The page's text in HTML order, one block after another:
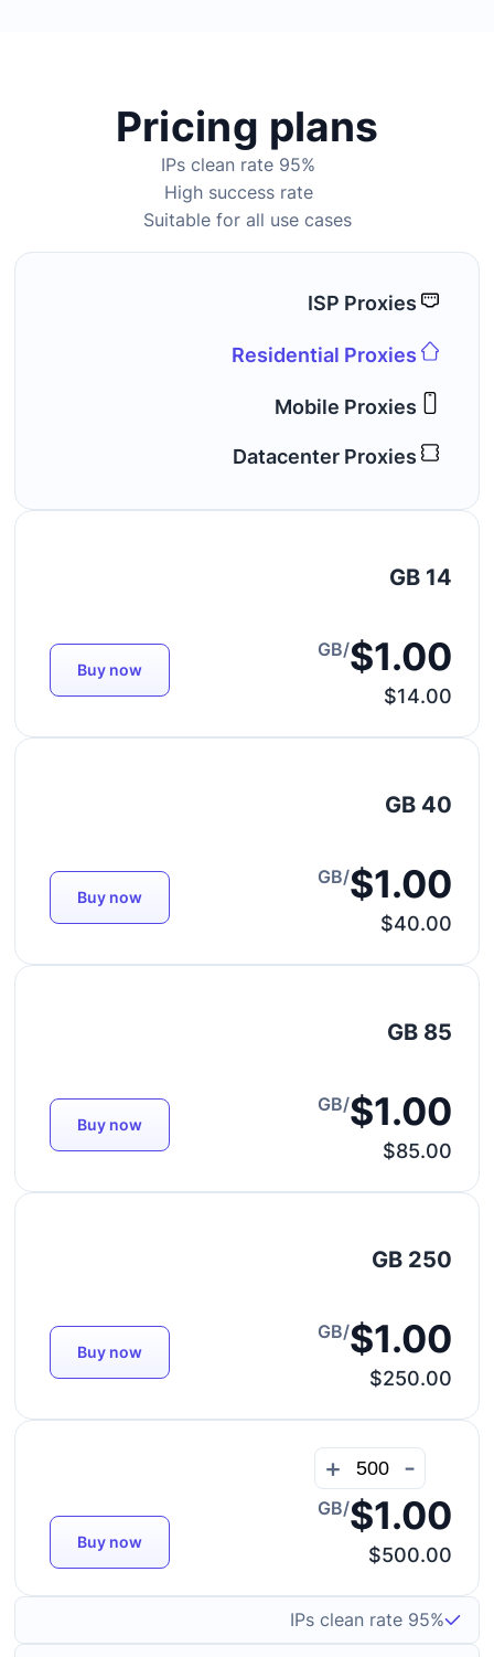
Pricing plans
95% IPs clean rate
High success rate
Suitable for all use cases
ISP Proxies
Residential Proxies
Mobile Proxies
Datacenter Proxies
14 GB
$1.00
/GB
$14.00
Buy now
40 GB
$1.00
/GB
$40.00
Buy now
85 GB
$1.00
/GB
$85.00
Buy now
250 GB
$1.00
/GB
$250.00
Buy now
-
+
$1.00
/GB
$500.00
Buy now
95% IPs clean rate